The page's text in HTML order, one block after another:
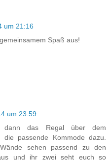
um 21:16
Spaß aus!
um 23:59
das Regal über dem
passende Kommode dazu.
sehen passend zu den
und ihr zwei seht euch so